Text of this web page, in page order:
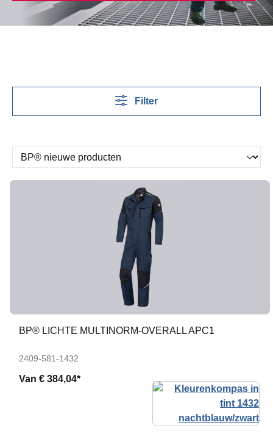
Filter
BP® LICHTE MULTINORM-OVERALL APC1
2409-581-1432
Van € 384,04*